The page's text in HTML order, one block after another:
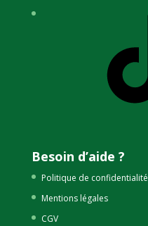
Besoin d’aide ?
Politique de confidentialité
Mentions légales
CGV